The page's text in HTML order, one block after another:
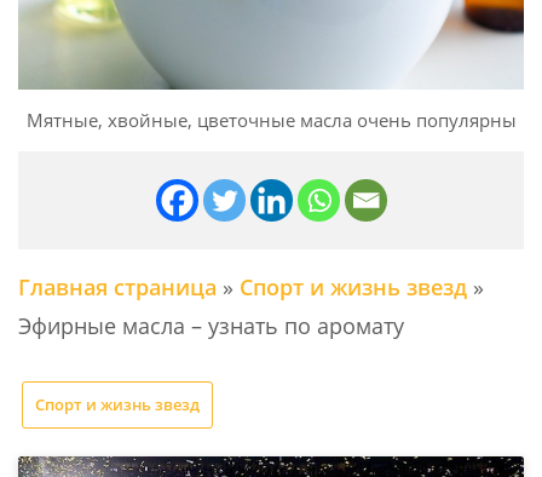
Мятные, хвойные, цветочные масла очень популярны
Главная страница » Спорт и жизнь звезд »
Эфирные масла – узнать по аромату
Спорт и жизнь звезд